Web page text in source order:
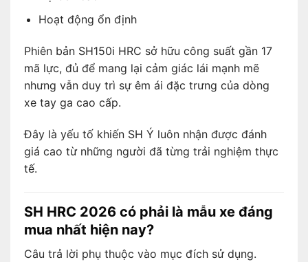
Hoạt động ổn định
Phiên bản SH150i HRC sở hữu công suất gần 17
mã lực, đủ để mang lại cảm giác lái mạnh mẽ
nhưng vẫn duy trì sự êm ái đặc trưng của dòng
xe tay ga cao cấp.
Đây là yếu tố khiến SH Ý luôn nhận được đánh
giá cao từ những người đã từng trải nghiệm thực
tế.
SH HRC 2026 có phải là mẫu xe đáng
mua nhất hiện nay?
Câu trả lời phụ thuộc vào mục đích sử dụng.